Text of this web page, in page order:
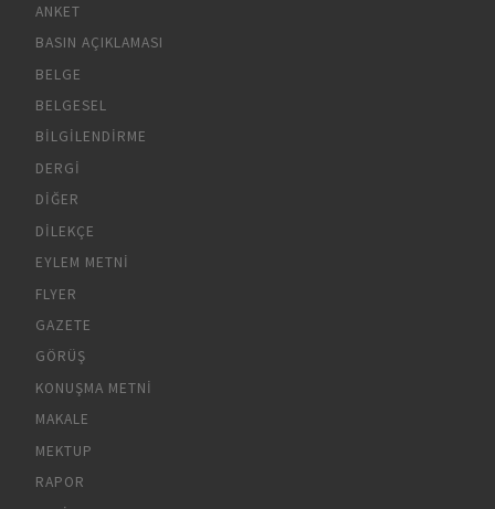
ANKET
BASIN AÇIKLAMASI
BELGE
BELGESEL
BILGILENDIRME
DERGI
DIĞER
DILEKÇE
EYLEM METNI
FLYER
GAZETE
GÖRÜŞ
KONUŞMA METNI
MAKALE
MEKTUP
RAPOR